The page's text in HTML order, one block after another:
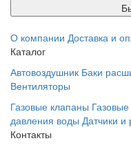
О компании Доставка и
Каталог
Автовоздушник Баки
Вентиляторы
Газовые клапаны
давления воды Датчики и
Контакты